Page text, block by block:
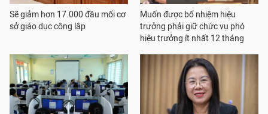
Sẽ giảm hơn 17.000 đầu mối cơ
sở giáo dục công lập
Muốn được bổ nhiệm hiệu
trưởng phải giữ chức vụ phó
hiệu trưởng ít nhất 12 tháng